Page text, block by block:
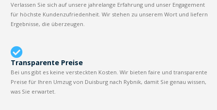
Verlassen Sie sich auf unsere jahrelange Erfahrung und unser Engagement
für höchste Kundenzufriedenheit. Wir stehen zu unserem Wort und liefern
Ergebnisse, die überzeugen.
Transparente Preise
Bei uns gibt es keine versteckten Kosten. Wir bieten faire und transparente
Preise für Ihren Umzug von Duisburg nach Rybnik, damit Sie genau wissen,
was Sie erwartet.